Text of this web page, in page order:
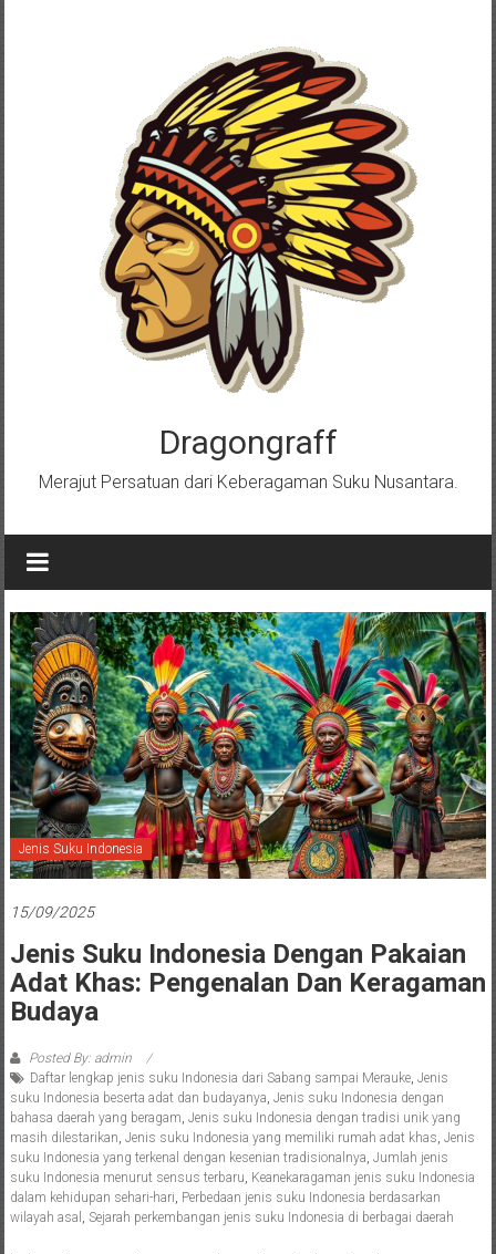
Dragongraff
Merajut Persatuan dari Keberagaman Suku Nusantara.
Jenis Suku Indonesia
15/09/2025
Jenis Suku Indonesia Dengan Pakaian
Adat Khas: Pengenalan Dan Keragaman
Budaya
Posted By: admin
Daftar lengkap jenis suku Indonesia dari Sabang sampai Merauke, Jenis
suku Indonesia beserta adat dan budayanya Jenis suku Indonesia dengan
bahasa daerah yang beragam Jenis suku Indonesia dengan tradisi unik yang
masih dilestarikan Jenis suku Indonesia yang memiliki rumah adat khas Jenis
suku Indonesia yang terkenal dengan kesenian tradisionalnya Jumlah jenis
suku Indonesia menurut sensus terbaru Keanekaragaman jenis suku Indonesia
dalam kehidupan sehari-hari Perbedaan jenis suku Indonesia berdasarkan
wilayah asal
Sejarah perkembangan jenis suku Indonesia di berbagai daerah